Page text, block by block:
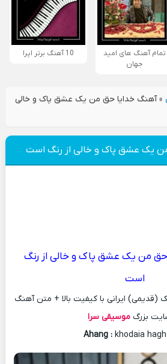
تمام آهنگ های امید
جهان
10 آهنگ برتر اپرا
»آهنگ خدایا حق من یک عشق پاک و خالی
یک عشق پاک و خالی از رنگ است
حق من یک عشق پاک و خالی از رنگ
است
ایرانی با کیفیت بالا + متن آهنگ
بزرگ موسیقی سرا
Ahang :khodaia